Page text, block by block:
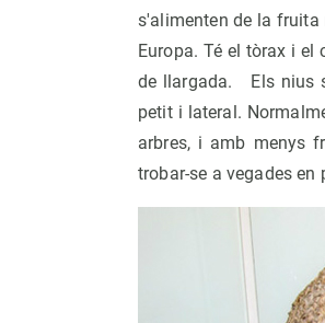
s'alimenten de la fruita
Europa. Té el tòrax i
de llargada. Els nius
petit i lateral.
arbres, i amb menys
trobar-se a vegades